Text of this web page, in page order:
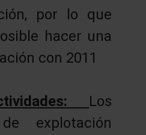
por lo que
hacer una
con 2011
Los
explotación